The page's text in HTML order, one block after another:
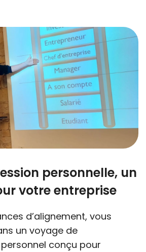
personnelle, un
votre entreprise
d’alignement, vous
un voyage de
conçu pour